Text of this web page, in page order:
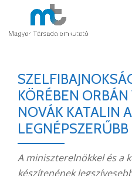
Skip
KÖRÉBEN
NOVÁK KATALIN A
LEGNÉPSZERŰBB
A miniszterelnökkel és a
készítenének